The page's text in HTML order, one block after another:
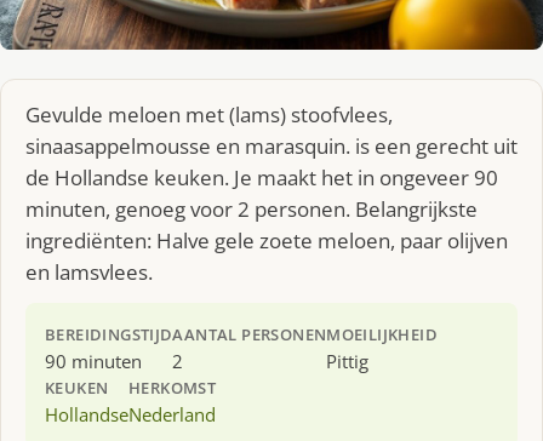
Gevulde meloen met (lams) stoofvlees,
sinaasappelmousse en marasquin. is een gerecht uit
de Hollandse keuken. Je maakt het in ongeveer 90
minuten, genoeg voor 2 personen. Belangrijkste
ingrediënten: Halve gele zoete meloen, paar olijven
en lamsvlees.
BEREIDINGSTIJD
90 minuten
AANTAL PERSONEN
2
MOEILIJKHEID
Pittig
KEUKEN
Hollandse
HERKOMST
Nederland